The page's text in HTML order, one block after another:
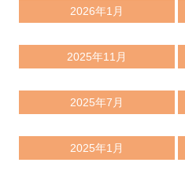
2026年1月
2025年11月
2025年7月
2025年1月